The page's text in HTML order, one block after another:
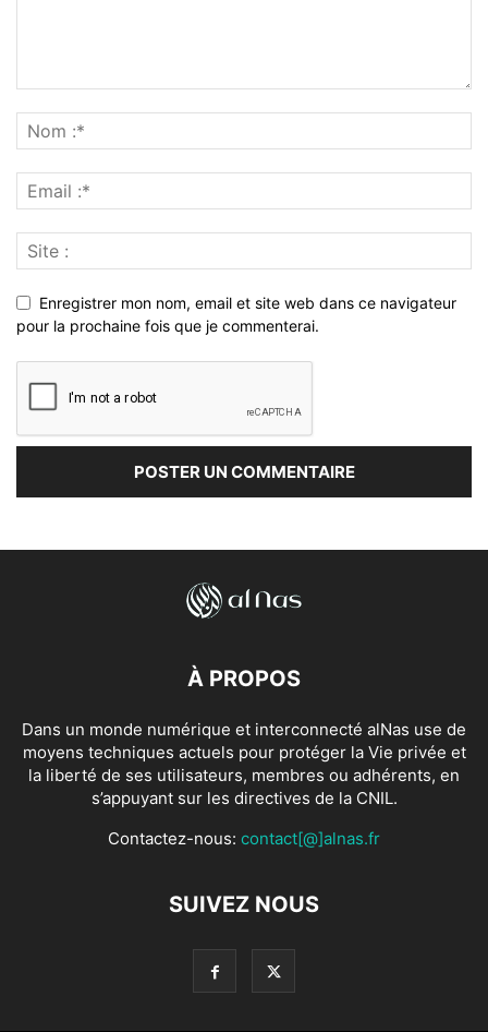
Enregistrer mon nom, email et site web dans ce navigateur
pour la prochaine fois que je commenterai.
À PROPOS
Dans un monde numérique et interconnecté alNas use de
moyens techniques actuels pour protéger la Vie privée et
la liberté de ses utilisateurs, membres ou adhérents, en
s’appuyant sur les directives de la CNIL.
Contactez-nous: contact[@]alnas.fr
SUIVEZ NOUS